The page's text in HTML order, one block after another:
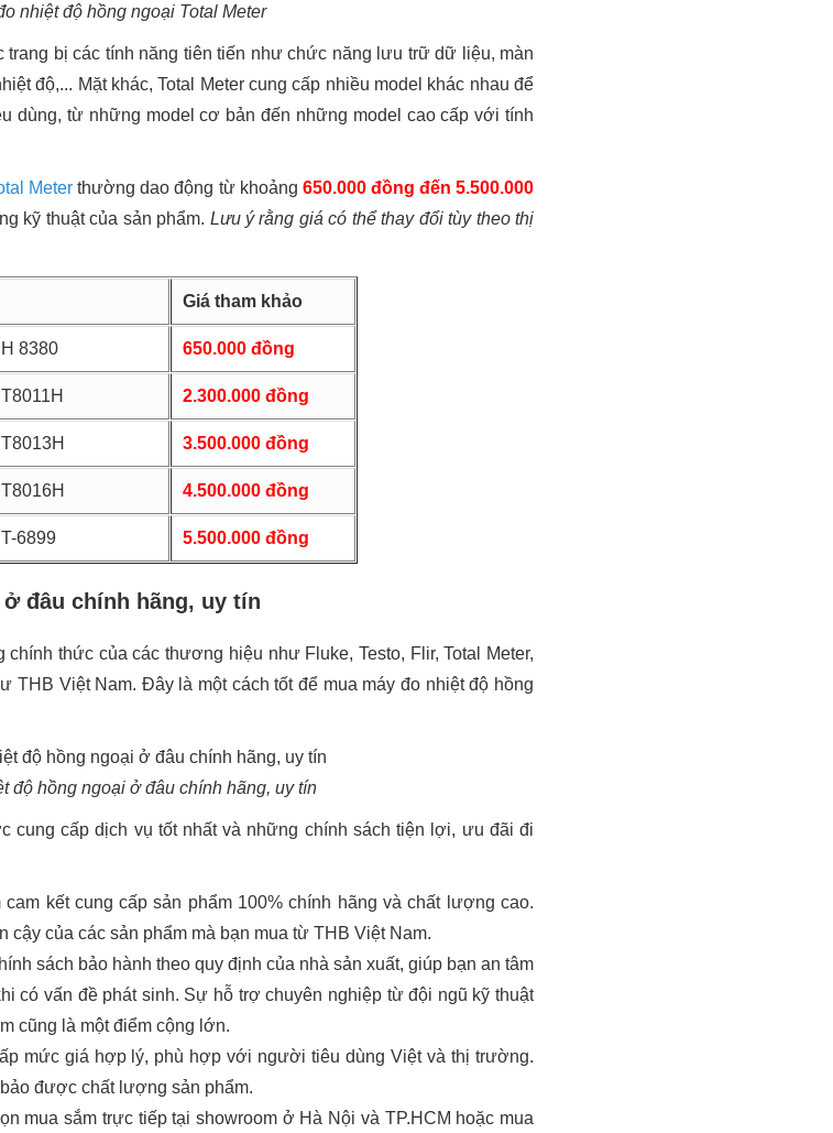
nhiệt độ hồng ngoại Total Meter
bị các tính năng tiên tiến như chức năng lưu trữ dữ liệu, màn
độ,... Mặt khác, Total Meter cung cấp nhiều model khác nhau để
dùng, từ những model cơ bản đến những model cao cấp với tính
Meter thường dao động từ khoảng 650.000 đồng đến 5.500.000
kỹ thuật của sản phẩm. Lưu ý rằng giá có thể thay đổi tùy theo thị
Giá tham khảo
8380 650.000 đồng
2.300.000 đồng
3.500.000 đồng
4.500.000 đồng
6899 5.500.000 đồng
đâu chính hãng, uy tín
thức của các thương hiệu như Fluke, Testo, Flir, Total Meter,
THB Việt Nam. Đây là một cách tốt để mua máy đo nhiệt độ hồng
độ hồng ngoại ở đâu chính hãng, uy tín
cung cấp dịch vụ tốt nhất và những chính sách tiện lợi, ưu đãi đi
cam kết cung cấp sản phẩm 100% chính hãng và chất lượng cao.
cậy của các sản phẩm mà bạn mua từ THB Việt Nam.
sách bảo hành theo quy định của nhà sản xuất, giúp bạn an tâm
có vấn đề phát sinh. Sự hỗ trợ chuyên nghiệp từ đội ngũ kỹ thuật
cũng là một điểm cộng lớn.
mức giá hợp lý, phù hợp với người tiêu dùng Việt và thị trường.
được chất lượng sản phẩm.
mua sắm trực tiếp tại showroom ở Hà Nội và TP.HCM hoặc mua